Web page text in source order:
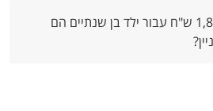
האם מזונות בסך 1,800 ש"ח עבור ילד בן שנתיים הם